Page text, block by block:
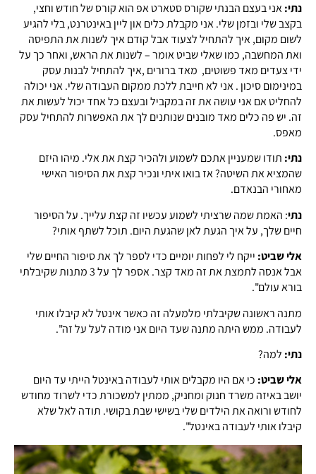
נתי:אני בעצם הבנתי שקורס סטארט אפ הוא קורס של חודש וחצי,
בקצב שלי ובזמן שלי. אני מקבלת כלים און ליין באינטרנט, בלי להגיע
לשום מקום, איך להתחיל לצעוד אבל קודם איך לשנות את התפיסה
ואת המחשבה, כמו שאלי שביט אומר – לשנות את הראש, ואחר כך על
ידי צעדים מאד פשוטים, מאד ברורים ,איך להתחיל לבנות עסק
במינימום סיכון . אני לא חייבת ללכת ממקום העבודה שלי. אני יכולה
להחליט אם אני עושה את זה במקביל ובעצם כל אחד יכול לעשות את
זה. יש פה כלים מאד מובנים שנותנים לך את האפשרות להתחיל עסק
מאפס.
נתי: תודו שמעניין אתכם לשמוע ולהכיר קצת את אלי. מיהו היזם
שהמציא את השיטה? אז בואו איתי ונכיר קצת את הסיפור האישי
מאחורי הבנאדם.
נתי: האמת שמה שרציתי לשמוע עכשיו זה קצת עלייך. על הסיפור
חיים שלך, על איך הגעת לאן שהגעת היום. תוכל לשתף אותי?
אלי שביט: ייקח לי לפחות יומיים כדי לספר לך את סיפור החיים שלי
אבל אנסה לתמצת את זה מאד קצר. אספר לך על 3 מתנות שקיבלתי
בורא עולם".
מתנה ראשונה שקיבלתי מלמעלה זה כאשר אינטל לא קיבלו אותי
לעבודה. ממש היתה מתנה שעד היום אני מודה לעל על זה".
נתי: למה?
אלי שביט: כי אם היו מקבלים אותי לעבודה באינטל הייתי עד היום
יושב באיזה משרד חנוק ומחניק, ממתין למשכורת כדי לשרוד מחודש
לחודש ורואה את הילדים שלי בשישי שבת בקושי. תודה לאל שלא
קיבלו אותי לעבודה באינטל".